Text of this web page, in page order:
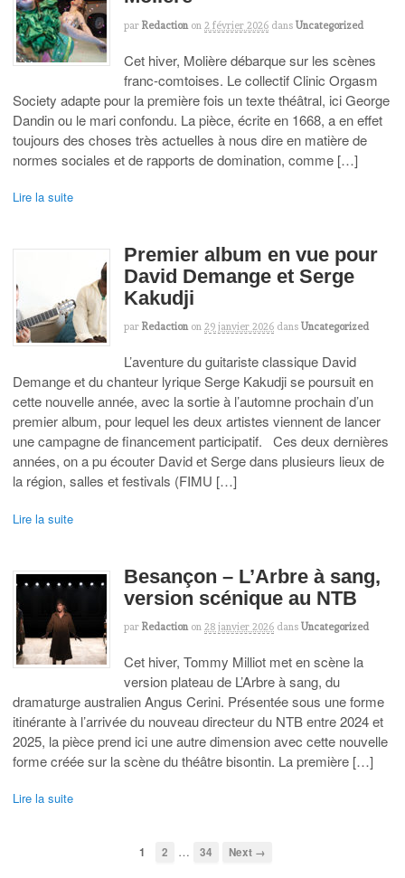
par Redaction on 2 février 2026 dans Uncategorized
Cet hiver, Molière débarque sur les scènes
franc-comtoises. Le collectif Clinic Orgasm
Society adapte pour la première fois un texte théâtral, ici George
Dandin ou le mari confondu. La pièce, écrite en 1668, a en effet
toujours des choses très actuelles à nous dire en matière de
normes sociales et de rapports de domination, comme […]
Lire la suite
Premier album en vue pour
David Demange et Serge
Kakudji
par Redaction on 29 janvier 2026 dans Uncategorized
L’aventure du guitariste classique David
Demange et du chanteur lyrique Serge Kakudji se poursuit en
cette nouvelle année, avec la sortie à l’automne prochain d’un
premier album, pour lequel les deux artistes viennent de lancer
une campagne de financement participatif. Ces deux dernières
années, on a pu écouter David et Serge dans plusieurs lieux de
la région, salles et festivals (FIMU […]
Lire la suite
Besançon – L’Arbre à sang,
version scénique au NTB
par Redaction on 28 janvier 2026 dans Uncategorized
Cet hiver, Tommy Milliot met en scène la
version plateau de L’Arbre à sang, du
dramaturge australien Angus Cerini. Présentée sous une forme
itinérante à l’arrivée du nouveau directeur du NTB entre 2024 et
2025, la pièce prend ici une autre dimension avec cette nouvelle
forme créée sur la scène du théâtre bisontin. La première […]
Lire la suite
1 2 … 34 Next →